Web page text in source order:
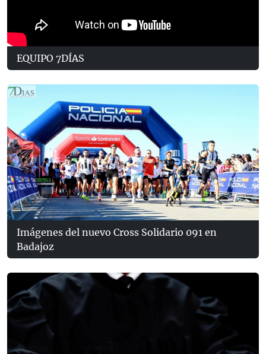
EQUIPO 7DÍAS
Imágenes del nuevo Cross Solidario 091 en
Badajoz